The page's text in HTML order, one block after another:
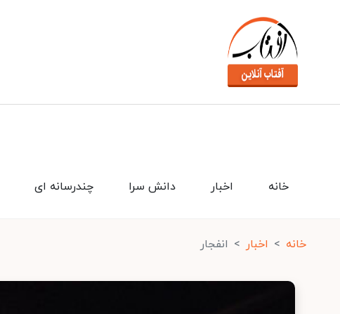
چندرسانه ای دانش سرا اخبار خانه
خانه اخبار انفجار